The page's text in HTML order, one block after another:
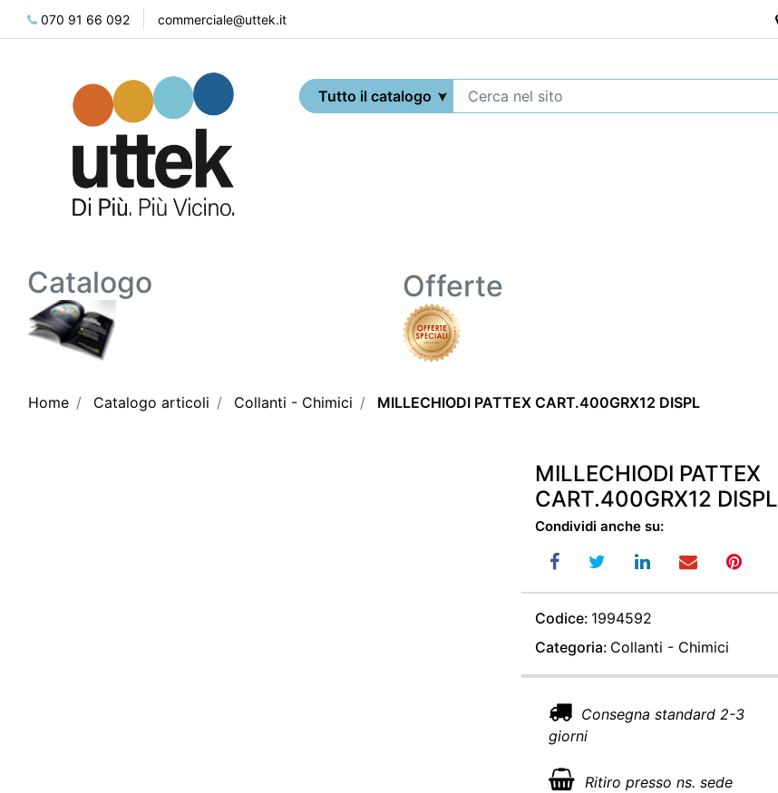
070 91 66 092 commerciale@uttek.it
Catalogo Offerte
Home Catalogo articoli Collanti - Chimici MILLECHIODI PATTEX CART.400GRX12 DISPL
MILLECHIODI PATTEX
CART.400GRX12 DISPL
Condividi anche su:
Codice: 1994592
Categoria: Collanti - Chimici
Consegna standard 2-3
giorni
Ritiro presso ns. sede